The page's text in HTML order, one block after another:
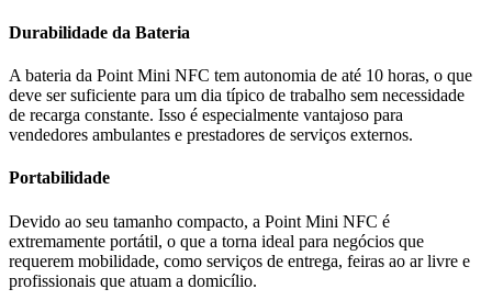
Durabilidade da Bateria
A bateria da Point Mini NFC tem autonomia de até 10 horas, o que
deve ser suficiente para um dia típico de trabalho sem necessidade
de recarga constante. Isso é especialmente vantajoso para
vendedores ambulantes e prestadores de serviços externos.
Portabilidade
Devido ao seu tamanho compacto, a Point Mini NFC é
extremamente portátil, o que a torna ideal para negócios que
requerem mobilidade, como serviços de entrega, feiras ao ar livre e
profissionais que atuam a domicílio.